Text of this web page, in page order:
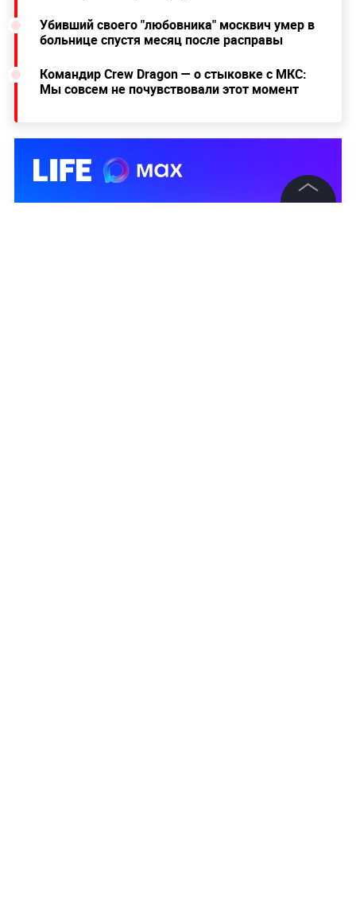
Убивший своего "любовника" москвич умер в
больнице спустя месяц после расправы
Командир Crew Dragon — о стыковке с МКС:
Мы совсем не почувствовали этот момент